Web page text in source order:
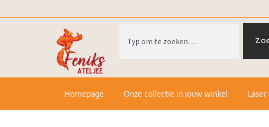
Homepage Onze collectie in jouw winkel